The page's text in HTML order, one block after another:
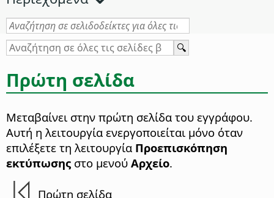
Πρώτη σελίδα
Μεταβαίνει στην πρώτη σελίδα του εγγράφου.
Αυτή η λειτουργία ενεργοποιείται μόνο όταν
επιλέξετε τη λειτουργία Προεπισκόπηση
εκτύπωσης στο μενού Αρχείο.
Πρώτη σελίδα